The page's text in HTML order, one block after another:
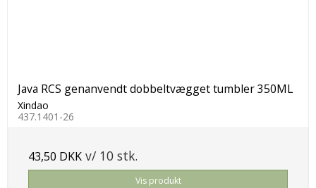
Java RCS genanvendt dobbeltvægget tumbler 350ML
Xindao
437.1401-26
43,50 DKK v/ 10 stk.
Vis produkt